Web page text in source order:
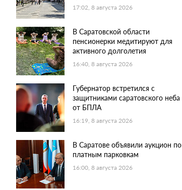
17:02, 8 августа 2026
В Саратовской области
пенсионерки медитируют для
активного долголетия
16:40, 8 августа 2026
Губернатор встретился с
защитниками саратовского неба
от БПЛА
16:19, 8 августа 2026
В Саратове объявили аукцион по
платным парковкам
16:00, 8 августа 2026